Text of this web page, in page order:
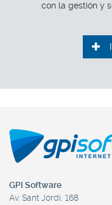
con la gestión y
GPI Software
Av. Sant Jordi, 168